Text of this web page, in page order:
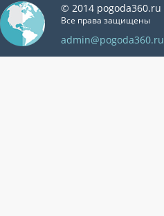
© 2014 pogoda360.ru
Все права защищены
admin@pogoda360.ru